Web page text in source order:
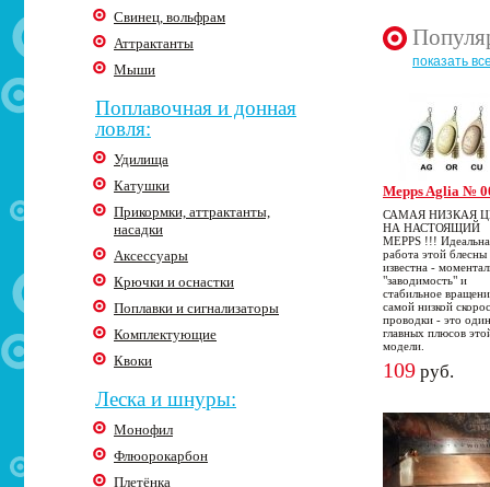
Свинец, вольфрам
Аттрактанты
Мыши
Поплавочная и донная
ловля:
Удилища
Катушки
Прикормки, аттрактанты,
насадки
Аксессуары
Крючки и оснастки
Поплавки и сигнализаторы
Комплектующие
Квоки
Леска и шнуры:
Монофил
Флюорокарбон
Плетёнка
показать
Mepps Aglia №
САМАЯ НИЗКАЯ
НА НАСТОЯЩИЙ
MEPPS !!!
работа этой блесны
известна -
"заводимость" и
стабильное
самой низкой
проводки - это
главных плюсов
модели.
109 руб.